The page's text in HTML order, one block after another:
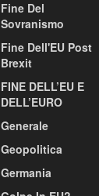
Fine Del
Sovranismo
Fine Dell'EU Post
Brexit
FINE DELL’EU E
DELL’EURO
Generale
Geopolitica
Germania